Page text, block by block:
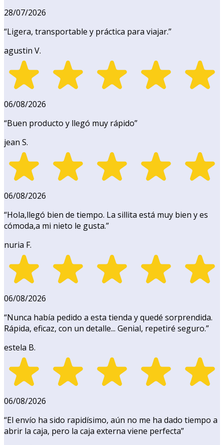
28/07/2026
“Ligera, transportable y práctica para viajar.”
agustin V.
06/08/2026
“Buen producto y llegó muy rápido”
jean S.
06/08/2026
“Hola,llegó bien de tiempo. La sillita está muy bien y es
cómoda,a mi nieto le gusta.”
nuria F.
06/08/2026
“Nunca había pedido a esta tienda y quedé sorprendida.
Rápida, eficaz, con un detalle... Genial, repetiré seguro.”
estela B.
06/08/2026
“El envío ha sido rapidísimo, aún no me ha dado tiempo a
abrir la caja, pero la caja externa viene perfecta”